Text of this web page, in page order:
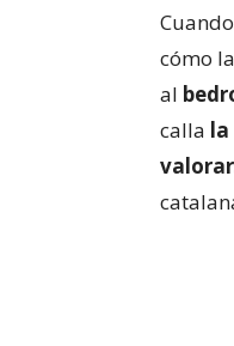
cómo la
al
calla la